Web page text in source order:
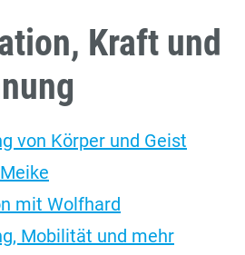
Kraft und
von Körper und Geist
mit Wolfhard
Mobilität und mehr